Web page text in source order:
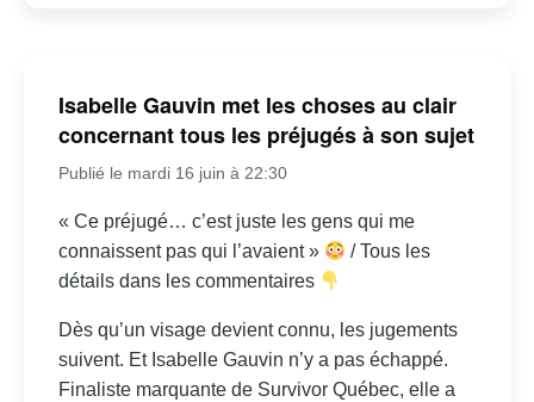
Isabelle Gauvin met les choses au clair
concernant tous les préjugés à son sujet
Publié le mardi 16 juin à 22:30
« Ce préjugé… c’est juste les gens qui me
connaissent pas qui l’avaient »
/ Tous les
détails dans les commentaires
Dès qu’un visage devient connu, les jugements
suivent. Et Isabelle Gauvin n’y a pas échappé.
Finaliste marquante de Survivor Québec, elle a